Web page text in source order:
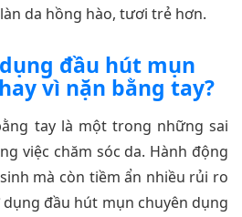
da hồng hào, tươi trẻ hơn.
đầu hút mụn
vì nặn bằng tay?
tay là một trong những sai
việc chăm sóc da. Hành động
mà còn tiềm ẩn nhiều rủi ro
đầu hút mụn chuyên dụng